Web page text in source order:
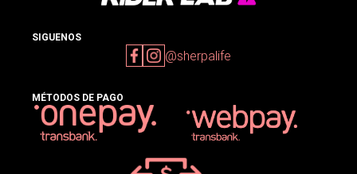
SIGUENOS
@sherpalife
MÉTODOS DE PAGO